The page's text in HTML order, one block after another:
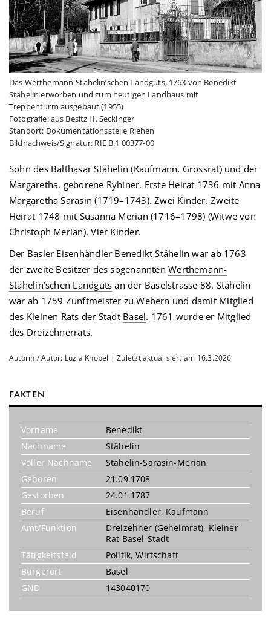
Das Werthemann-Stähelin’schen Landguts, 1763 von Benedikt
Stähelin erworben und zum heutigen Landhaus mit
Treppenturm ausgebaut (1955)
Fotografie: aus Besitz H. Seckinger
Standort: Dokumentationsstelle Riehen
Bildnachweis/Signatur: RIE B.1 00377-00
Sohn des Balthasar Stähelin (Kaufmann, Grossrat) und der
Margaretha, geborene Ryhiner. Erste Heirat 1736 mit Anna
Margaretha Sarasin (1719–1743). Zwei Kinder. Zweite
Heirat 1748 mit Susanna Merian (1716–1798) (Witwe von
Christoph Merian). Vier Kinder.
Der Basler Eisenhändler Benedikt Stähelin war ab 1763
der zweite Besitzer des sogenanntenWerthemann-
Stähelin’schen Landguts an der Baselstrasse 88. Stähelin
war ab 1759 Zunftmeister zu Webern und damit Mitglied
des Kleinen Rats der Stadt Basel. 1761 wurde er Mitglied
des Dreizehnerrats.
Autorin / Autor: Luzia Knobel | Zuletzt aktualisiert am 16.3.2026
FAKTEN
Vorname
Benedikt
Nachname
Stähelin
Voller Nachname
Stähelin-Sarasin-Merian
Geboren
21.09.1708
Gestorben
24.01.1787
Beruf
Eisenhändler, Kaufmann
Amt/Funktion
Dreizehner (Geheimrat), Kleiner
Rat Basel-Stadt
Tätigkeitsfeld
Politik,Wirtschaft
Bürgerort
Basel
GND
143040170